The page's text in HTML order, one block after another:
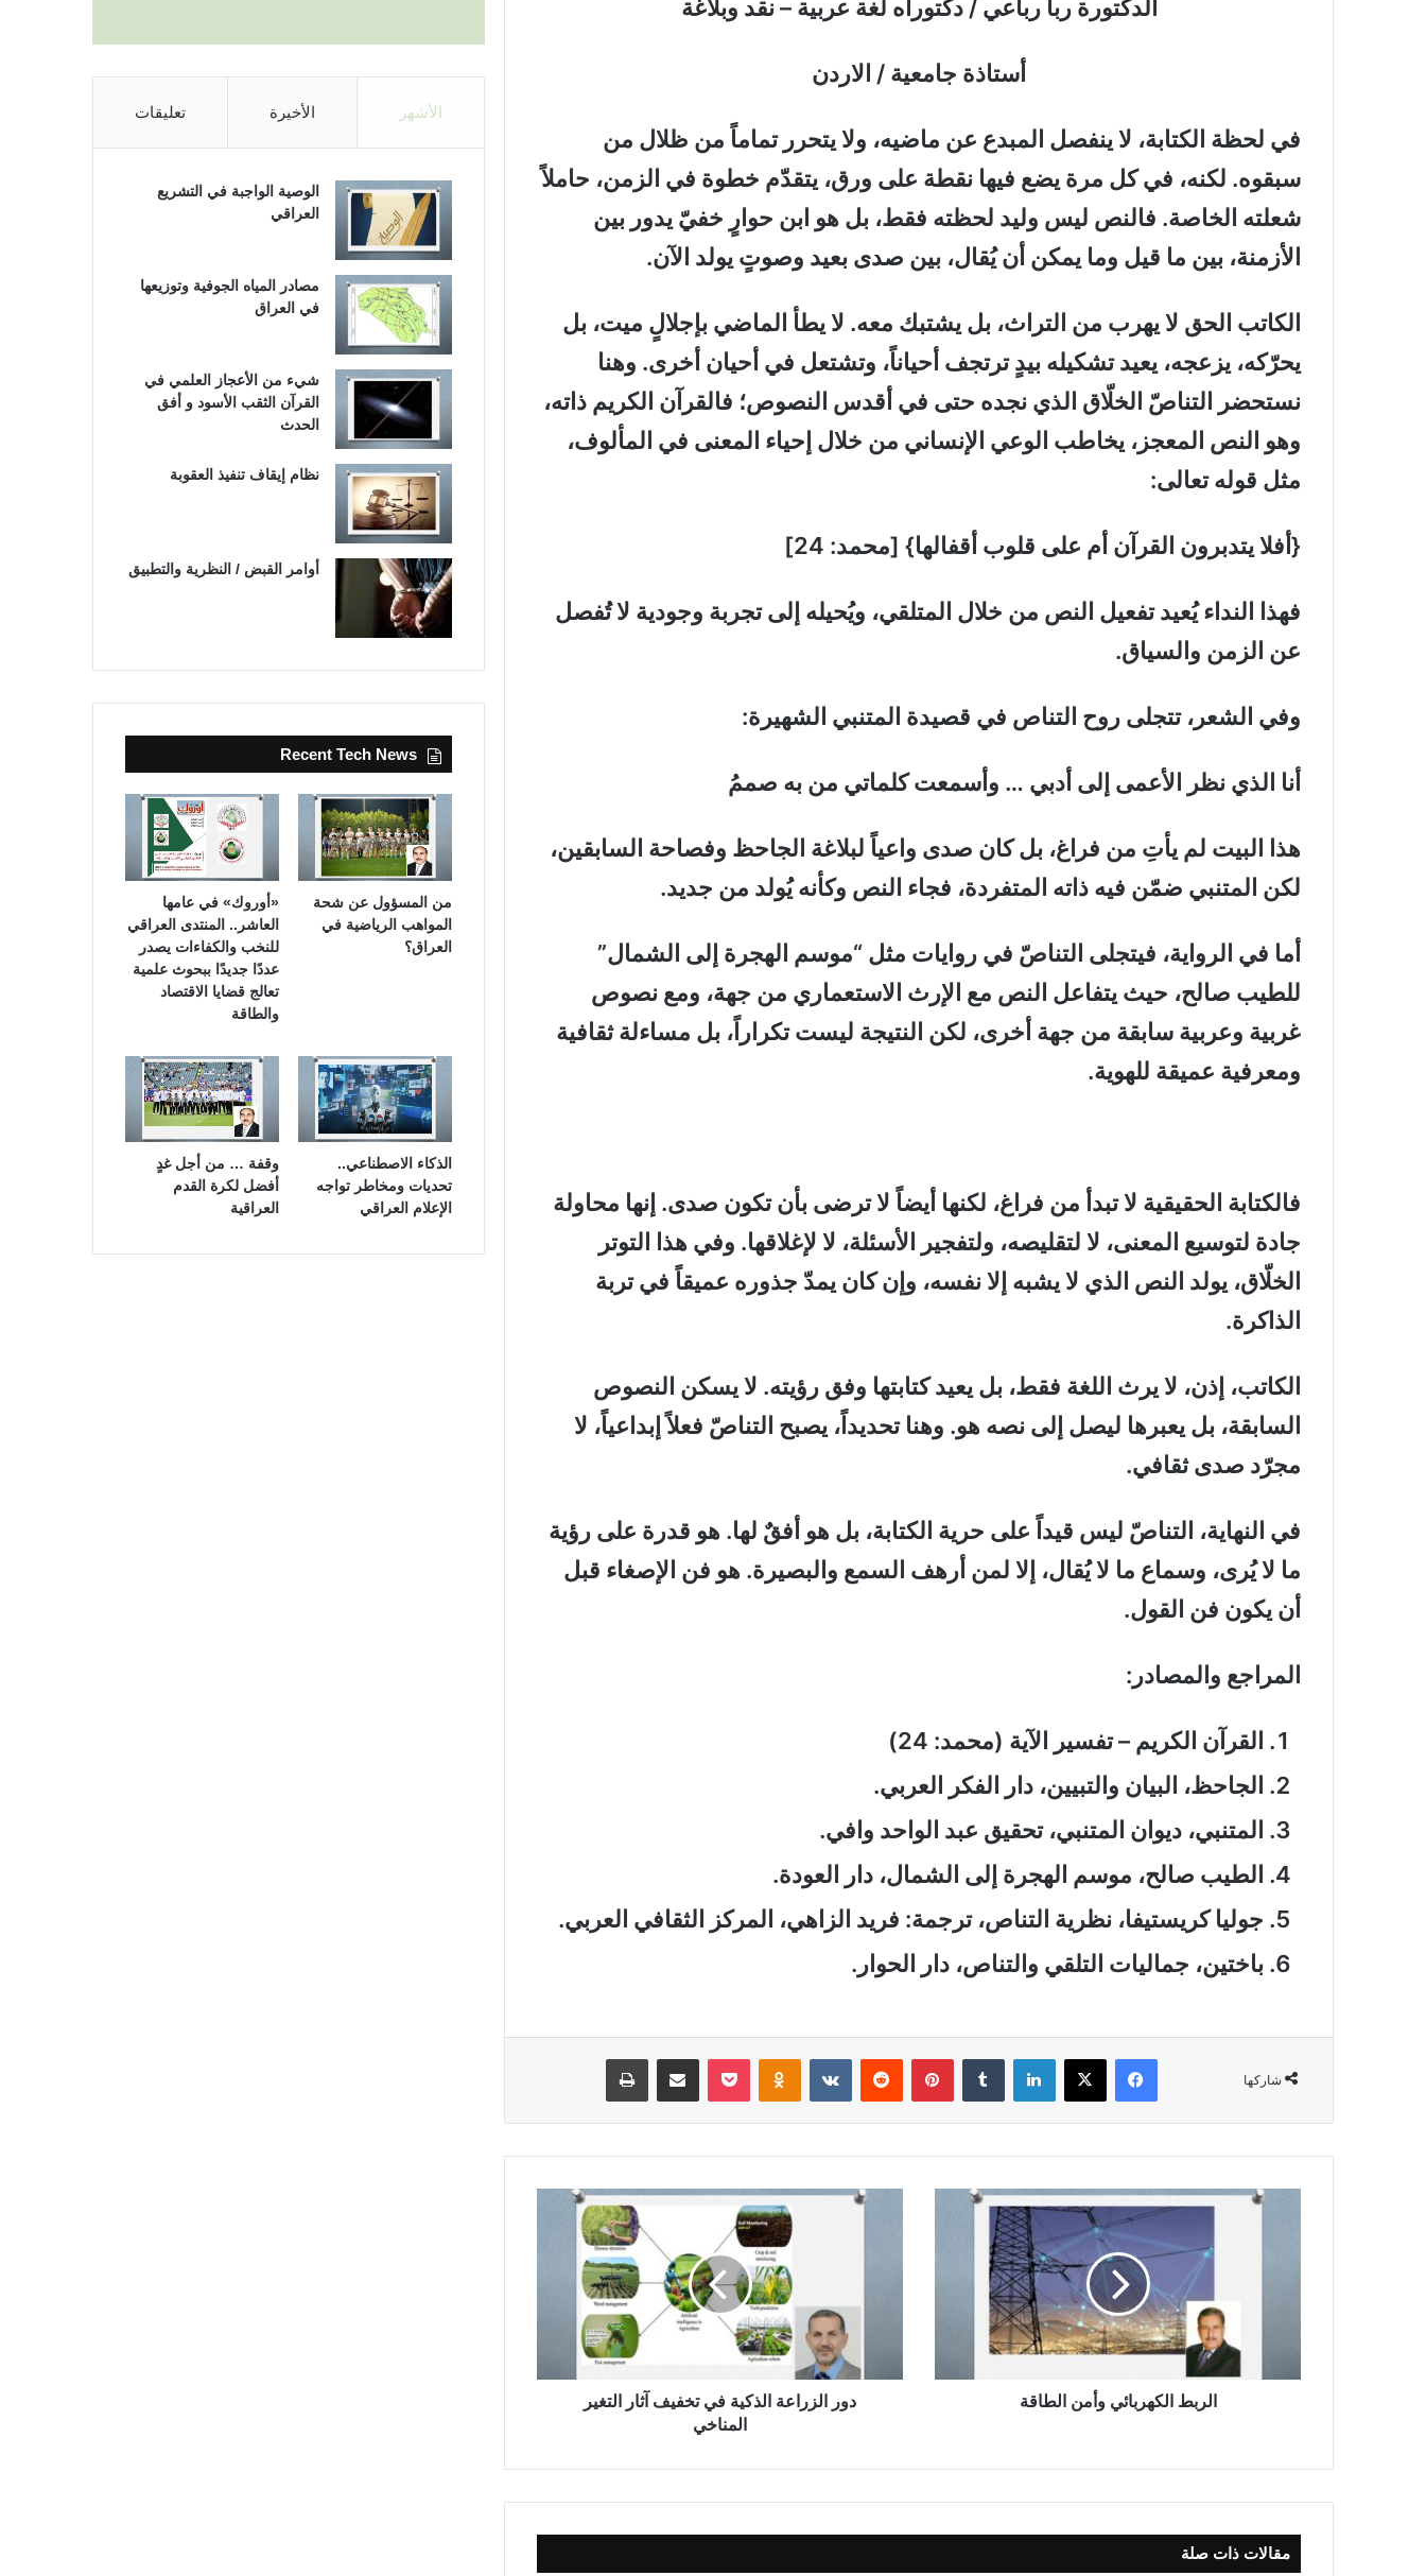
الدكتورة ربا رباعي / دكتوراه لغة عربية – نقد وبلاغة
أستاذة جامعية / الاردن
في لحظة الكتابة، لا ينفصل المبدع عن ماضيه، ولا يتحرر تماماً من ظلال من
سبقوه. لكنه، في كل مرة يضع فيها نقطة على ورق، يتقدّم خطوة في الزمن، حاملاً
شعلته الخاصة. فالنص ليس وليد لحظته فقط، بل هو ابن حوارٍ خفيّ يدور بين
الأزمنة، بين ما قيل وما يمكن أن يُقال، بين صدى بعيد وصوتٍ يولد الآن.
الكاتب الحق لا يهرب من التراث، بل يشتبك معه. لا يطأ الماضي بإجلالٍ ميت، بل
يحرّكه، يزعجه، يعيد تشكيله بيدٍ ترتجف أحياناً، وتشتعل في أحيان أخرى. وهنا
نستحضر التناصّ الخلّاق الذي نجده حتى في أقدس النصوص؛ فالقرآن الكريم ذاته،
وهو النص المعجز، يخاطب الوعي الإنساني من خلال إحياء المعنى في المألوف،
مثل قوله تعالى:
{أفلا يتدبرون القرآن أم على قلوب أقفالها} [محمد: 24]
فهذا النداء يُعيد تفعيل النص من خلال المتلقي، ويُحيله إلى تجربة وجودية لا تُفصل
عن الزمن والسياق.
وفي الشعر، تتجلى روح التناص في قصيدة المتنبي الشهيرة:
أنا الذي نظر الأعمى إلى أدبي … وأسمعت كلماتي من به صممُ
هذا البيت لم يأتِ من فراغ، بل كان صدى واعياً لبلاغة الجاحظ وفصاحة السابقين،
لكن المتنبي ضمّن فيه ذاته المتفردة، فجاء النص وكأنه يُولد من جديد.
أما في الرواية، فيتجلى التناصّ في روايات مثل “موسم الهجرة إلى الشمال”
للطيب صالح، حيث يتفاعل النص مع الإرث الاستعماري من جهة، ومع نصوص
غربية وعربية سابقة من جهة أخرى، لكن النتيجة ليست تكراراً، بل مساءلة ثقافية
ومعرفية عميقة للهوية.
فالكتابة الحقيقية لا تبدأ من فراغ، لكنها أيضاً لا ترضى بأن تكون صدى. إنها محاولة
جادة لتوسيع المعنى، لا لتقليصه، ولتفجير الأسئلة، لا لإغلاقها. وفي هذا التوتر
الخلّاق، يولد النص الذي لا يشبه إلا نفسه، وإن كان يمدّ جذوره عميقاً في تربة
الذاكرة.
الكاتب، إذن، لا يرث اللغة فقط، بل يعيد كتابتها وفق رؤيته. لا يسكن النصوص
السابقة، بل يعبرها ليصل إلى نصه هو. وهنا تحديداً، يصبح التناصّ فعلاً إبداعياً، لا
مجرّد صدى ثقافي.
في النهاية، التناصّ ليس قيداً على حرية الكتابة، بل هو أفقٌ لها. هو قدرة على رؤية
ما لا يُرى، وسماع ما لا يُقال، إلا لمن أرهف السمع والبصيرة. هو فن الإصغاء قبل
أن يكون فن القول.
المراجع والمصادر:
القرآن الكريم – تفسير الآية (محمد: 24)
الجاحظ، البيان والتبيين، دار الفكر العربي.
المتنبي، ديوان المتنبي، تحقيق عبد الواحد وافي.
الطيب صالح، موسم الهجرة إلى الشمال، دار العودة.
جوليا كريستيفا، نظرية التناص، ترجمة: فريد الزاهي، المركز الثقافي العربي.
باختين، جماليات التلقي والتناص، دار الحوار.
شاركها
فيسبوك ‫X لينكدإن بينتيريست ‏VKontakte
ه
ئ
أ
الربط الكهربائي وأمن الطاقة
ع
ذ
ة
دور الزراعة الذكية في تخفيف آثار التغير
المناخي
مقالات ذات صلة
الأشهر الأخيرة تعليقات
الوصية الواجبة في التشريع
العراقي
مصادر المياه الجوفية وتوزيعها
في العراق
شيء من الأعجاز العلمي في
القرآن الثقب الأسود و أفق
الحدث
نظام إيقاف تنفيذ العقوبة
أوامر القبض / النظرية والتطبيق
Recent Tech News
من المسؤول عن شحة
المواهب الرياضية في
العراق؟
«أوروك» في عامها
العاشر.. المنتدى العراقي
للنخب والكفاءات يصدر
عددًا جديدًا ببحوث علمية
تعالج قضايا الاقتصاد
والطاقة
الذكاء الاصطناعي..
تحديات ومخاطر تواجه
الإعلام العراقي
وقفة … من أجل غدٍ
أفضل لكرة القدم
العراقية